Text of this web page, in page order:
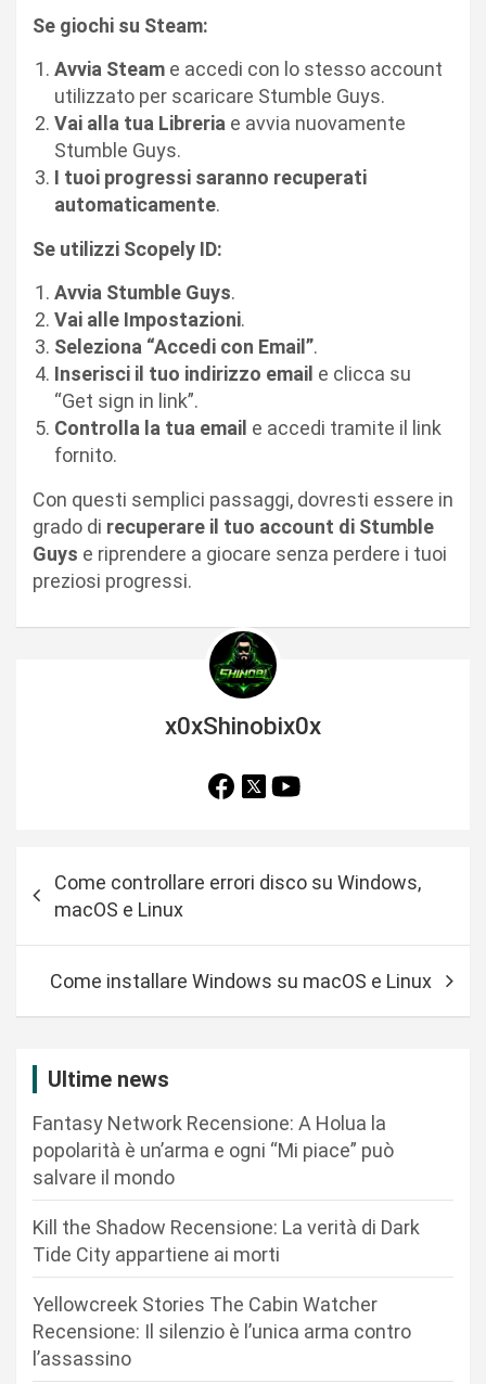
Se giochi su Steam:
Avvia Steam e accedi con lo stesso account
utilizzato per scaricare Stumble Guys.
Vai alla tua Libreria e avvia nuovamente
Stumble Guys.
I tuoi progressi saranno recuperati
automaticamente.
Se utilizzi Scopely ID:
Avvia Stumble Guys.
Vai alle Impostazioni.
Seleziona “Accedi con Email”.
Inserisci il tuo indirizzo email e clicca su
“Get sign in link”.
Controlla la tua email e accedi tramite il link
fornito.
Con questi semplici passaggi, dovresti essere in
grado di recuperare il tuo account di Stumble
Guys e riprendere a giocare senza perdere i tuoi
preziosi progressi.
x0xShinobix0x
Come controllare errori disco su Windows,
macOS e Linux
Come installare Windows su macOS e Linux
Ultime news
Fantasy Network Recensione: A Holua la
popolarità è un’arma e ogni “Mi piace” può
salvare il mondo
Kill the Shadow Recensione: La verità di Dark
Tide City appartiene ai morti
Yellowcreek Stories The Cabin Watcher
Recensione: Il silenzio è l’unica arma contro
l’assassino